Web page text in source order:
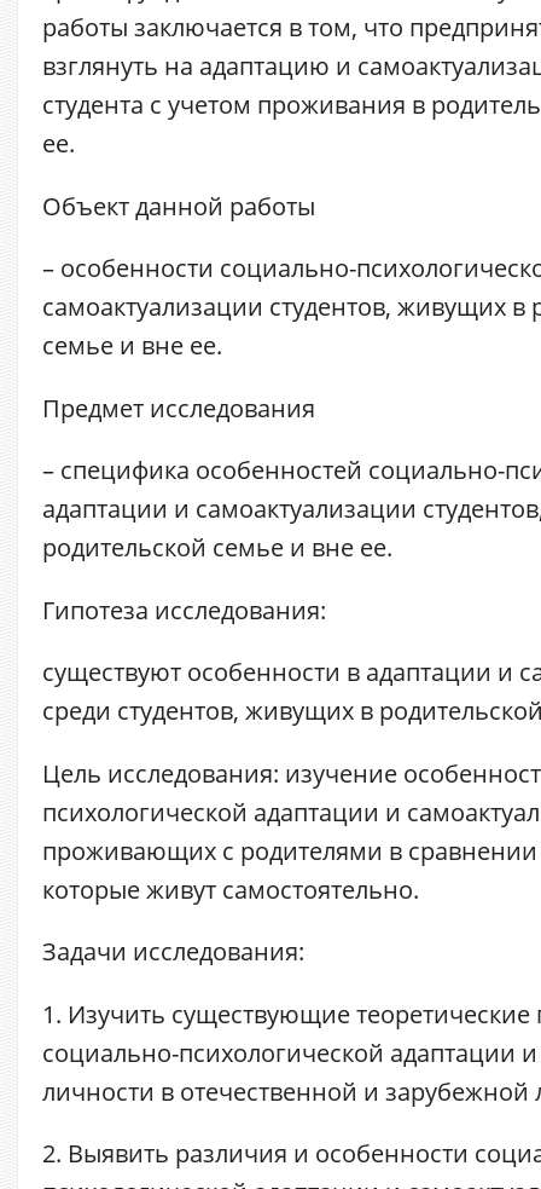
работы заключается в том, что
взглянуть на адаптацию и
студента с учетом проживания в
ее.
Объект данной работы
– особенности социально-
самоактуализации студентов, живущих в
семье и вне ее.
Предмет исследования
– специфика особенностей социально-
адаптации и самоактуализации
родительской семье и вне ее.
Гипотеза исследования:
существуют особенности в адаптации и
среди студентов, живущих в
Цель исследования: изучение
психологической адаптации и
проживающих с родителями в сравнении
которые живут самостоятельно.
Задачи исследования:
1. Изучить существующие
социально-психологической адаптации
личности в отечественной и зарубежной
2. Выявить различия и особенности